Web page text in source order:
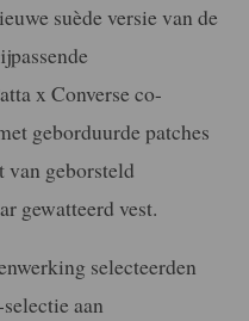
suède versie van de
x Converse co-
geborduurde patches
van geborsteld
gewatteerd vest.
selecteerden
aan